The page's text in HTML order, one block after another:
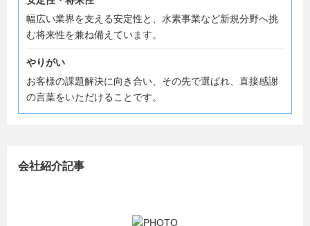
幅広い業界を支える安定性と、水素事業など新規分野へ挑
む将来性を兼ね備えています。
やりがい
お客様の課題解決に向き合い、その先で選ばれ、直接感謝
の言葉をいただけることです。
会社紹介記事